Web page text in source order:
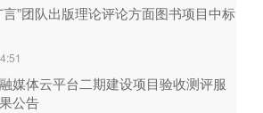
言”团队出版理论评论方面图书项目中标
媒体云平台二期建设项目验收测评服
公告